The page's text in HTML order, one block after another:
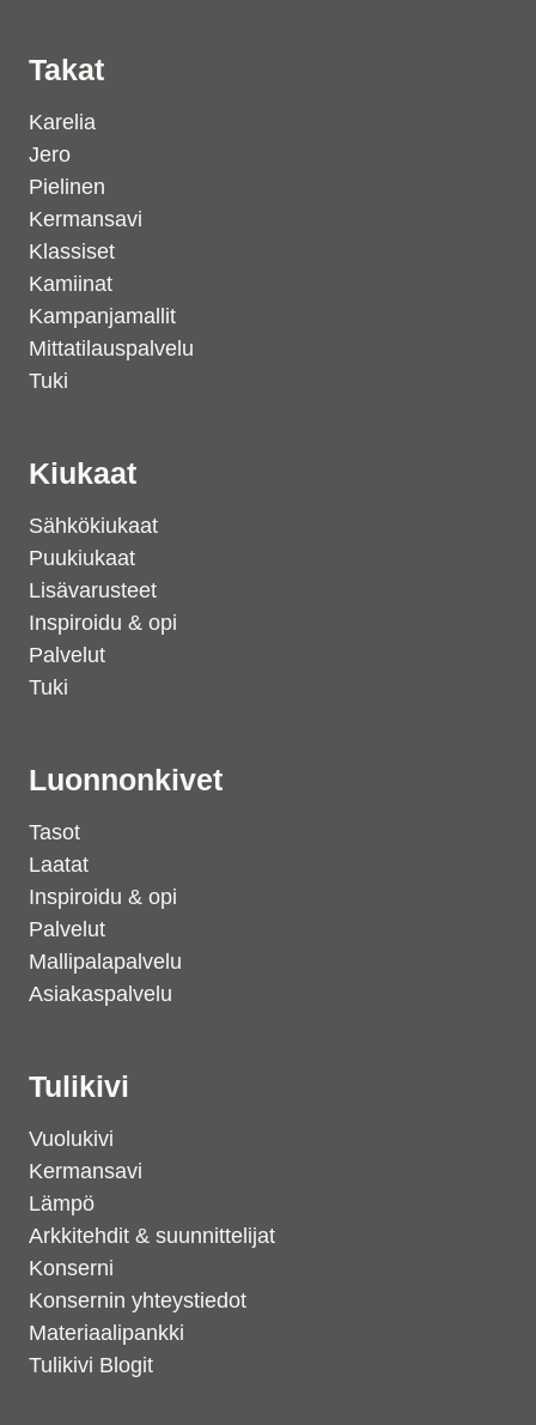
Takat
Karelia
Jero
Pielinen
Kermansavi
Klassiset
Kamiinat
Kampanjamallit
Mittatilauspalvelu
Tuki
Kiukaat
Sähkökiukaat
Puukiukaat
Lisävarusteet
Inspiroidu & opi
Palvelut
Tuki
Luonnonkivet
Tasot
Laatat
Inspiroidu & opi
Palvelut
Mallipalapalvelu
Asiakaspalvelu
Tulikivi
Vuolukivi
Kermansavi
Lämpö
Arkkitehdit & suunnittelijat
Konserni
Konsernin yhteystiedot
Materiaalipankki
Tulikivi Blogit